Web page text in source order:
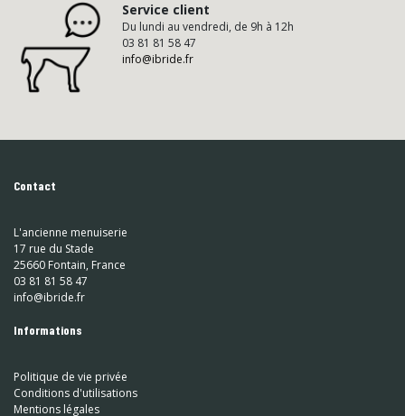
Service client
Du lundi au vendredi, de 9h à 12h
03 81 81 58 47
info@ibride.fr
Contact
L'ancienne menuiserie
17 rue du Stade
25660 Fontain, France
03 81 81 58 47
info@ibride.fr
Informations
Politique de vie privée
Conditions d'utilisations
Mentions légales